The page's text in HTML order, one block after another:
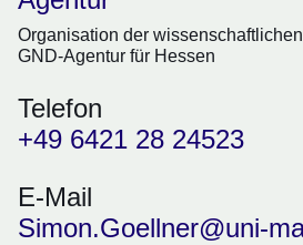
Organisation der
GND-Agentur für Hessen
Telefon
+49 6421 28 24523
E-Mail
Simon.Goellner@uni-